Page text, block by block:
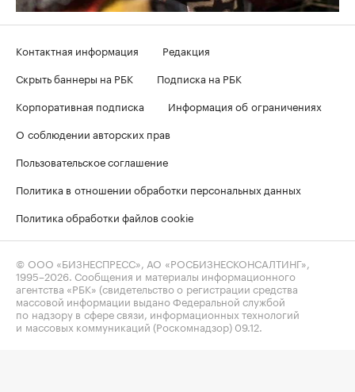
Контактная информация
Редакция
Скрыть баннеры на РБК
Подписка на РБК
Корпоративная подписка
Информация об ограничениях
О соблюдении авторских прав
Пользовательское соглашение
Политика в отношении обработки персональных данных
Политика обработки файлов cookie
© ООО «БИЗНЕСПРЕСС», АО «РОСБИЗНЕСКОНСАЛТИНГ»,
1995–2026. Сообщения и материалы информационного
агентства «РБК» (свидетельство о регистрации средства
массовой информации выдано Федеральной службой
по надзору в сфере связи, информационных технологий
и массовых коммуникаций (Роскомнадзор) 09.12.